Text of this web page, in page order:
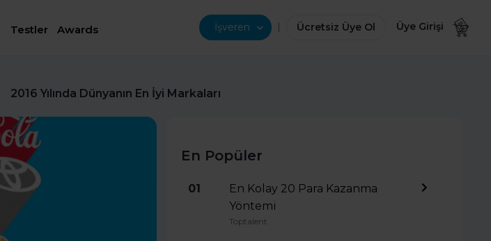
Testler Awards İşveren | Ücretsiz Üye Ol Üye Girişi
2016 Yılında Dünyanın En İyi Markaları
En Popüler
01
En Kolay 20 Para Kazanma
Yöntemi
Toptalent